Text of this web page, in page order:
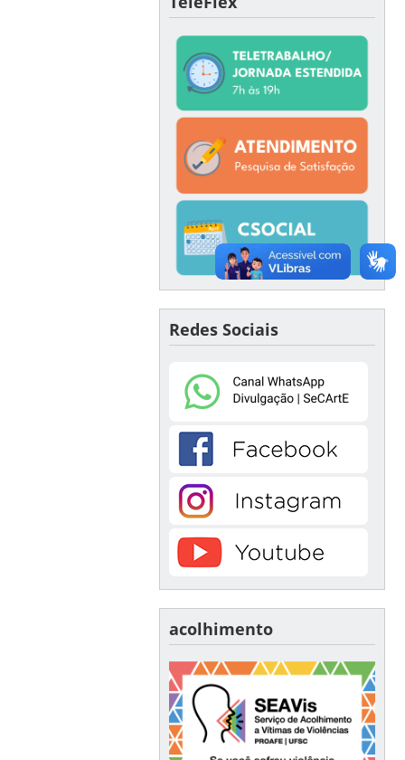
Redes Sociais
acolhimento